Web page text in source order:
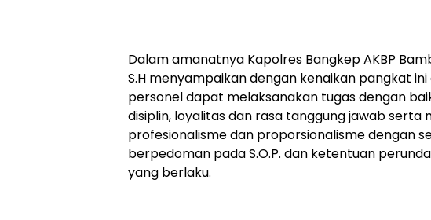
Dalam amanatnya Kapolres Bangkep AKBP
S.H menyampaikan dengan kenaikan pangkat
personel dapat melaksanakan tugas dengan
disiplin, loyalitas dan rasa tanggung jawab serta
profesionalisme dan proporsionalisme dengan
berpedoman pada S.O.P. dan ketentuan
yang berlaku.